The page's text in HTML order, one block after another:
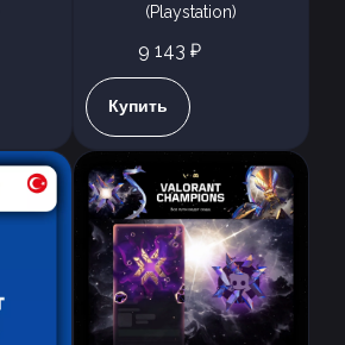
(Playstation)
9 143 ₽
Купить